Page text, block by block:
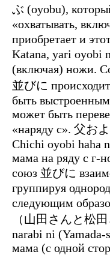
ぶ (oyobu),
«охватывать,
приобретает и
Katana, yari oyobi
(включая) ножи.
並びに
быть выстроенным
может быть
«наряду с». 父お
Chichi oyobi haha
мама на ряду с г-
союз 並びに
группируя
следующим
（山田さんと松
narabi ni
мама (с одной